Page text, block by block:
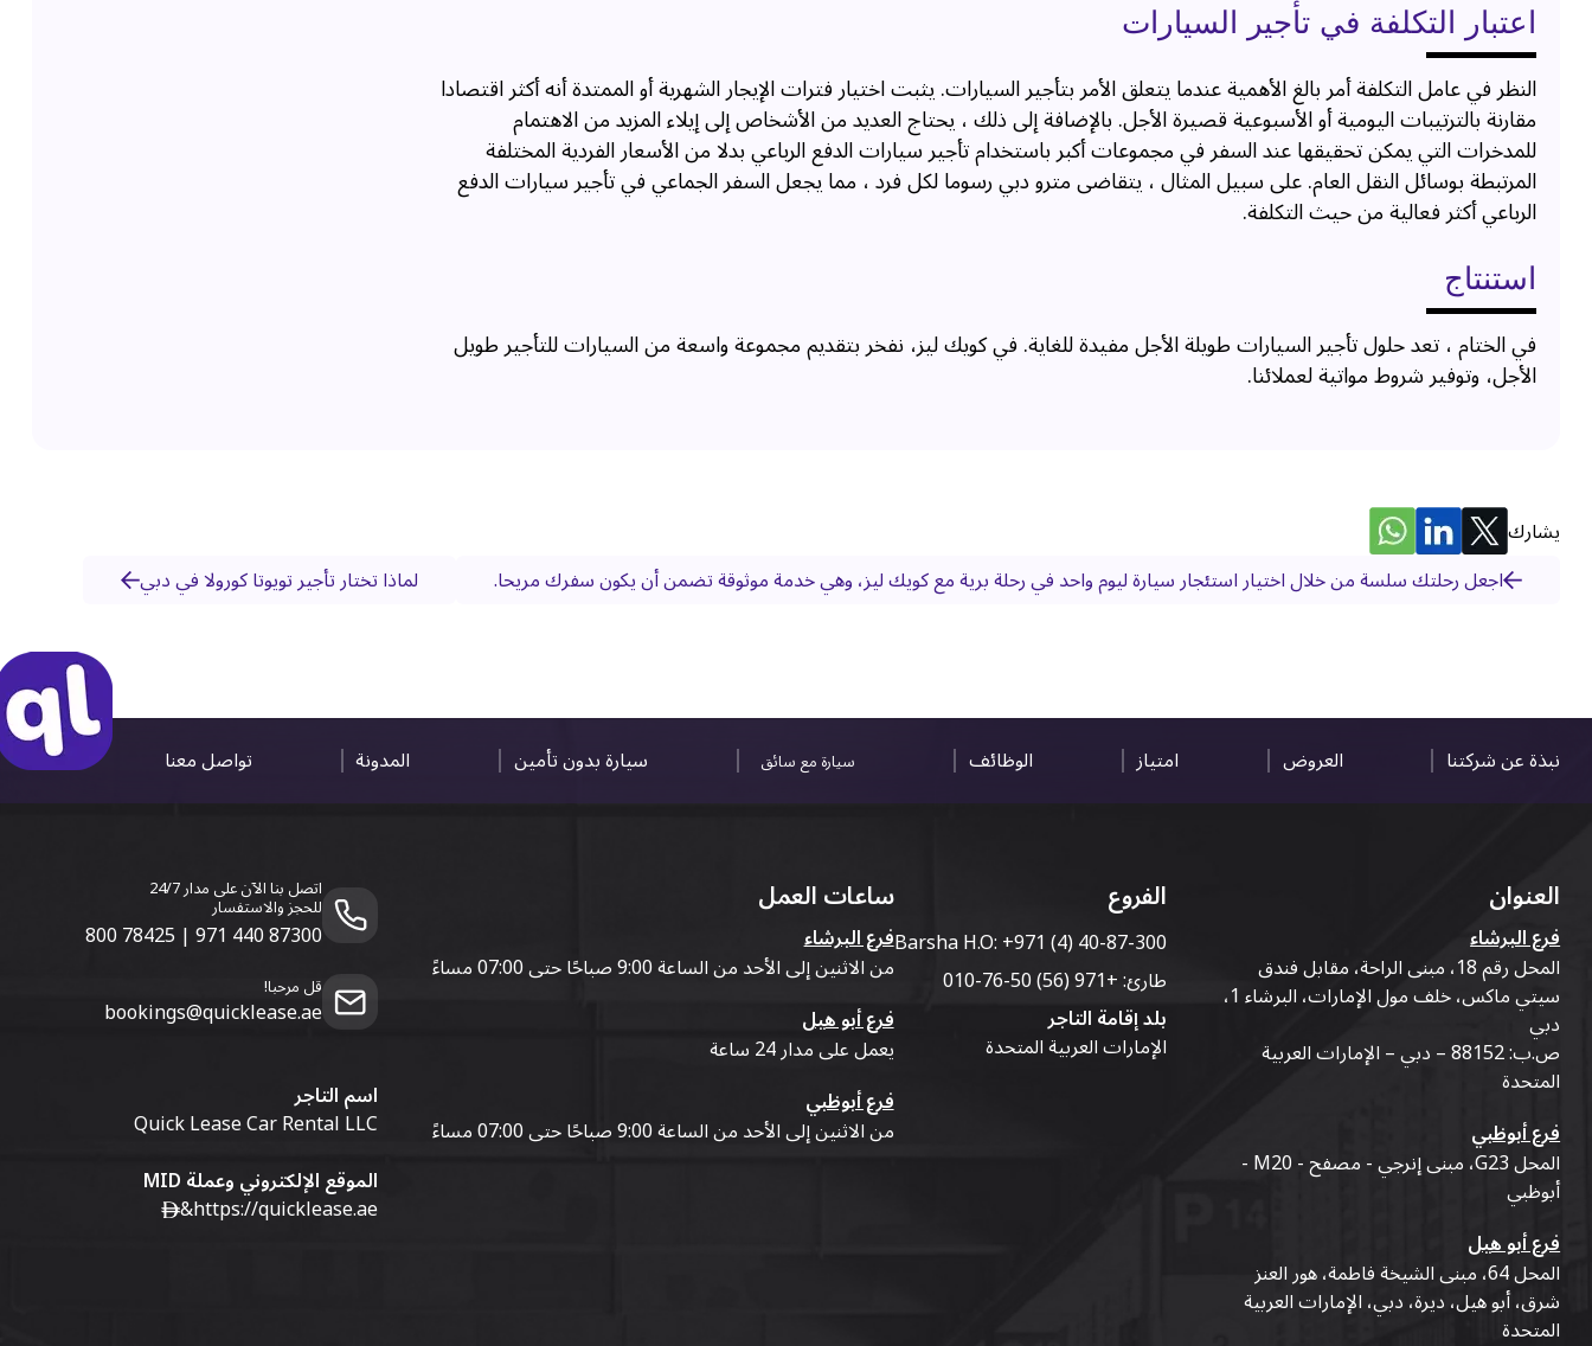
اعتبار التكلفة في تأجير السيارات
النظر في عامل التكلفة أمر بالغ الأهمية عندما يتعلق الأمر بتأجير السيارات. يثبت اختيار فترات الإيجار الشهرية أو الممتدة أنه أكثر اقتصادا
مقارنة بالترتيبات اليومية أو الأسبوعية قصيرة الأجل. بالإضافة إلى ذلك ، يحتاج العديد من الأشخاص إلى إيلاء المزيد من الاهتمام
للمدخرات التي يمكن تحقيقها عند السفر في مجموعات أكبر باستخدام تأجير سيارات الدفع الرباعي بدلا من الأسعار الفردية المختلفة
المرتبطة بوسائل النقل العام. على سبيل المثال ، يتقاضى مترو دبي رسوما لكل فرد ، مما يجعل السفر الجماعي في تأجير سيارات الدفع
الرباعي أكثر فعالية من حيث التكلفة.
استنتاج
في الختام ، تعد حلول تأجير السيارات طويلة الأجل مفيدة للغاية. في كويك ليز، نفخر بتقديم مجموعة واسعة من السيارات للتأجير طويل
الأجل، وتوفير شروط مواتية لعملائنا.
يشارك
اجعل رحلتك سلسة من خلال اختيار استئجار سيارة ليوم واحد في رحلة برية مع كويك ليز، وهي خدمة موثوقة تضمن أن يكون سفرك مريحا.
لماذا تختار تأجير تويوتا كورولا في دبي
نبذة عن شركتنا العروض امتياز الوظائف سيارة مع سائق سيارة بدون تأمين المدونة تواصل معنا
العنوان
فرع البرشاء
المحل رقم 18، مبنى الراحة، مقابل فندق
سيتي ماكس، خلف مول الإمارات، البرشاء 1،
دبي
ص.ب: 88152 – دبي – الإمارات العربية
المتحدة
فرع أبوظبي
المحل G23، مبنى إنرجي - مصفح - M20 -
أبوظبي
فرع أبو هيل
المحل 64، مبنى الشيخة فاطمة، هور العنز
شرق، أبو هيل، ديرة، دبي، الإمارات العربية
المتحدة
الفروع
Barsha H.O:+971 (4) 40-87-300
طارئ:+971 (56) 50-76-010
بلد إقامة التاجر
الإمارات العربية المتحدة
ساعات العمل
فرع البرشاء
من الاثنين إلى الأحد من الساعة 9:00 صباحًا حتى 07:00 مساءً
فرع أبو هيل
يعمل على مدار 24 ساعة
فرع أبوظبي
من الاثنين إلى الأحد من الساعة 9:00 صباحًا حتى 07:00 مساءً
اتصل بنا الآن على مدار 24/7
للحجز والاستفسار
800 78425 | 971 440 87300
قل مرحبا!
bookings@quicklease.ae
اسم التاجر
Quick Lease Car Rental LLC
الموقع الإلكتروني وعملة MID
https://quicklease.ae
&